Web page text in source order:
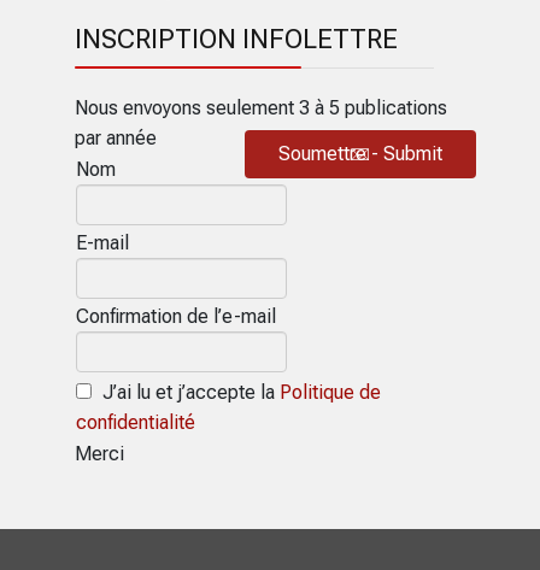
INSCRIPTION INFOLETTRE
Nous envoyons seulement 3 à 5 publications
par année
Nom
E-mail
Confirmation de l’e-mail
J’ai lu et j’accepte la Politique de
confidentialité
Soumettre - Submit
Merci